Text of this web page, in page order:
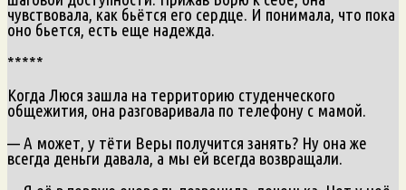
чувствовала, как бьётся его сердце. И понимала, что пока
оно бьется, есть еще надежда.
*****
Когда Люся зашла на территорию студенческого
общежития, она разговаривала по телефону с мамой.
— А может, у тёти Веры получится занять? Ну она же
всегда деньги давала, а мы ей всегда возвращали.